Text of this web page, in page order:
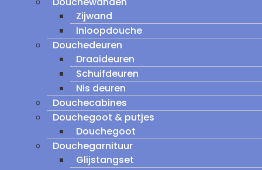
Zijwand
Inloopdouche
Douchedeuren
Draaideuren
Schuifdeuren
Nis deuren
Douchecabines
Douchegoot & putjes
Douchegoot
Douchegarnituur
Glijstangset